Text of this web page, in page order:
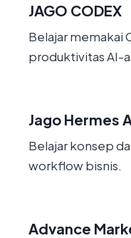
JAGO CODEX
Belajar memakai
produktivitas AI-
Jago Hermes
Belajar konsep
workflow bisnis.
Advance